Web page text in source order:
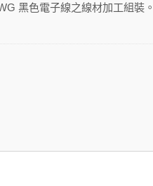
黑色電子線之線材加工組裝。